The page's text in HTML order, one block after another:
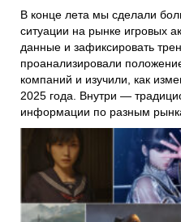
В конце лета мы сделали
ситуации на рынке игровых
данные и зафиксировать
проанализировали
компаний и изучили, как
2025 года. Внутри —
информации по разным